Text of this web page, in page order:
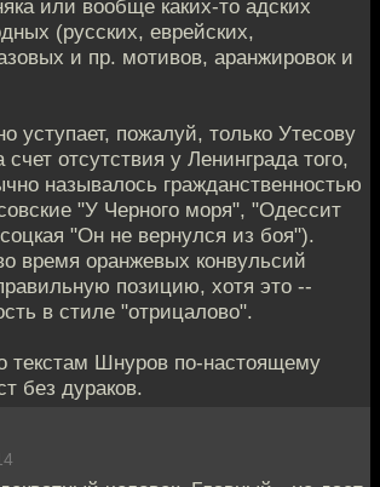
или вообще каких-то адских
(русских, еврейских,
и пр. мотивов, аранжировок и
уступает, пожалуй, только Утесову
отсутствия у Ленинграда того,
называлось гражданственностью
"У Черного моря", "Одессит
"Он не вернулся из боя").
время оранжевых конвульсий
позицию, хотя это --
в стиле "отрицалово".
текстам Шнуров по-настоящему
без дураков.